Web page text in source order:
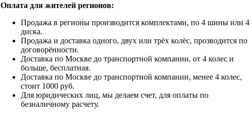
Оплата для жителей регионов:
Продажа в регионы производится комплектами, по 4 шины или 4
диска.
Продажа и доставка одного, двух или трёх колёс, прозводится по
договорённости.
Доставка по Москве до транспортной компании, от 4 колес и
больше, бесплатная.
Доставка по Москве до транспортной компании, менее 4 колес,
стоит 1000 руб.
Для юридических лиц, мы делаем счет, для оплаты по
безналичному расчету.